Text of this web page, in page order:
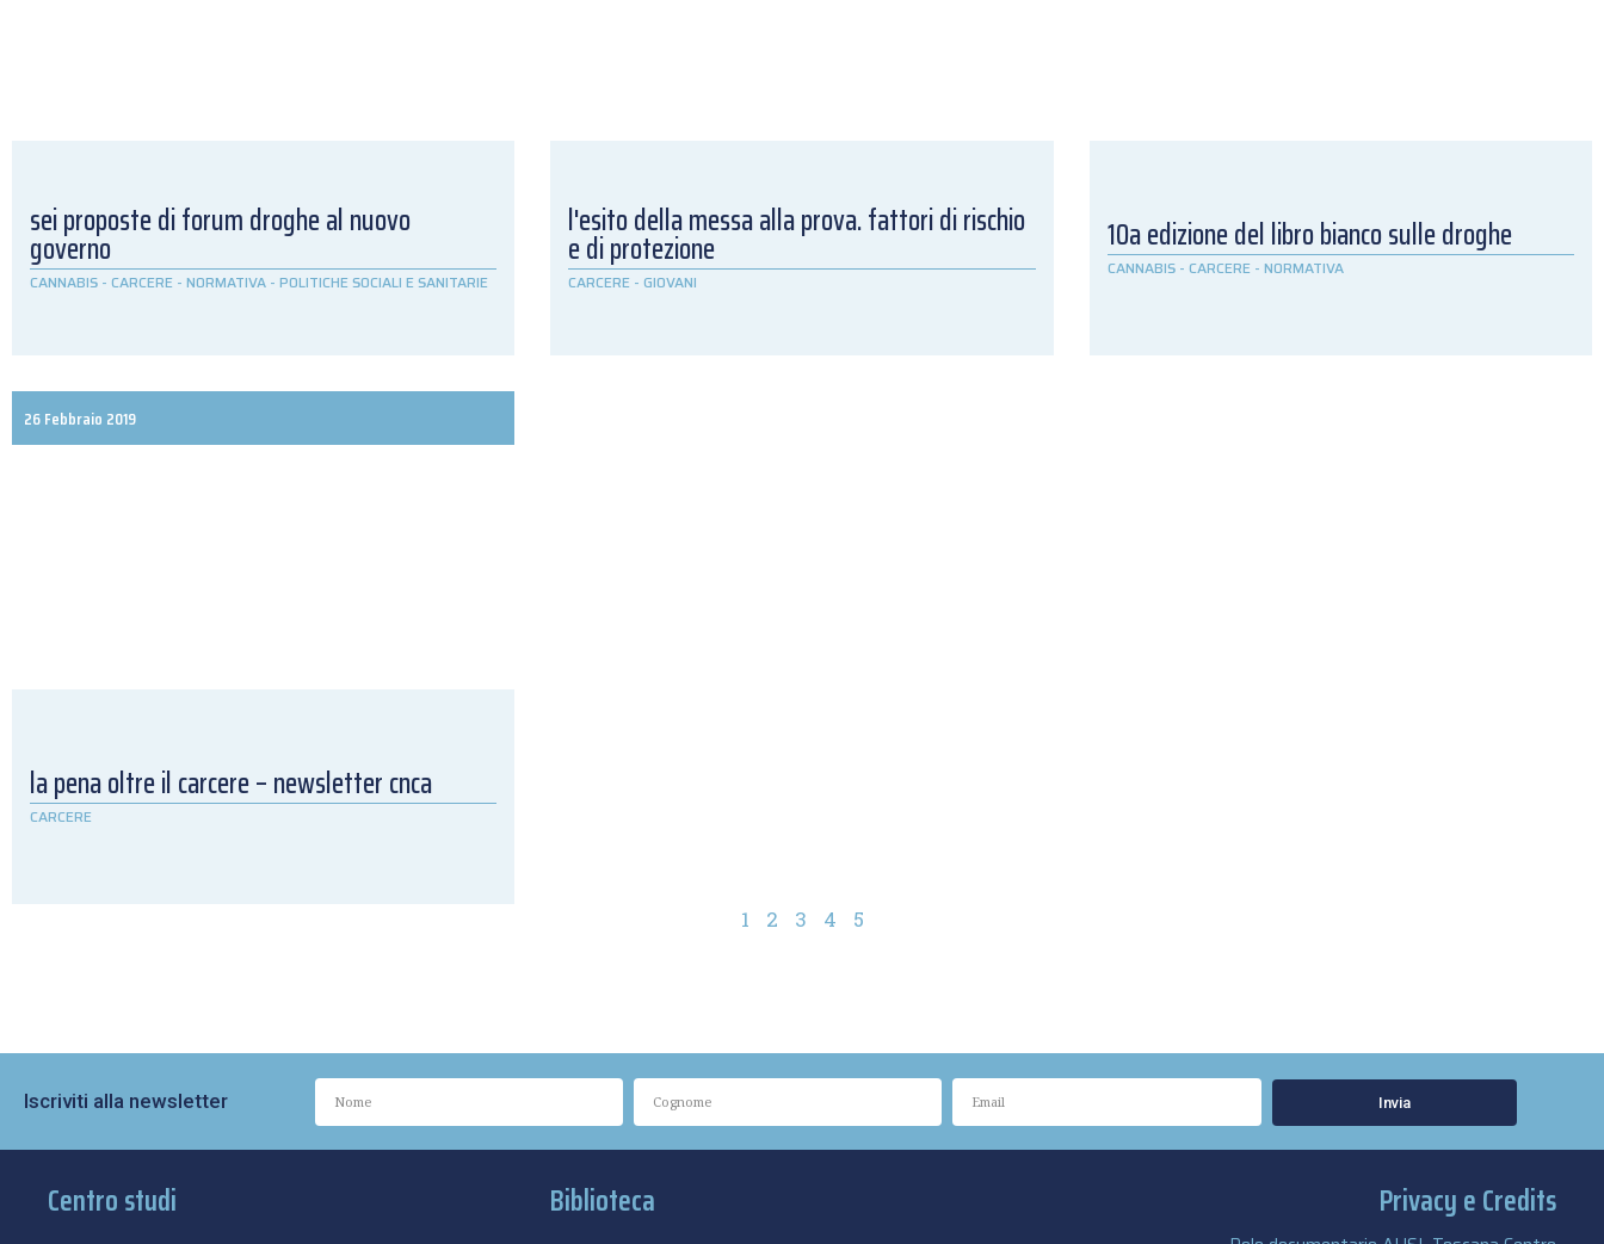
sei proposte di forum droghe al nuovo
governo
CANNABIS - CARCERE - NORMATIVA - POLITICHE SOCIALI E SANITARIE
l'esito della messa alla prova. fattori di rischio
e di protezione
CARCERE -GIOVANI
10a edizione del libro bianco sulle droghe
CANNABIS- CARCERE - NORMATIVA
26 Febbraio 2019
la pena oltre il carcere – newsletter cnca
CARCERE
1 2 3 4 5
Iscriviti alla newsletter Invia
Centro studi Biblioteca Privacy e Credits